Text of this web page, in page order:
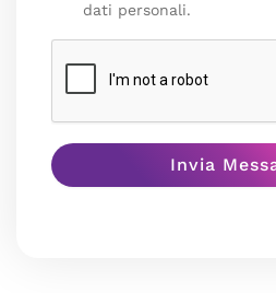
dati personali.